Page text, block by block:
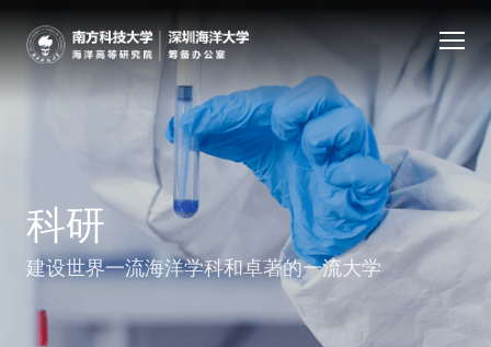
科研
建设世界一流海洋学科和卓著的一流大学